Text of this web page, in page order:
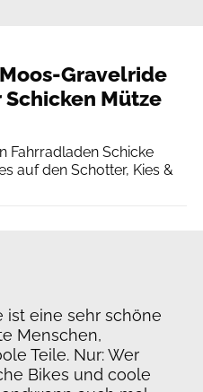
Gravelride
Mütze
Fahrradladen Schicke
auf den Schotter, Kies &
ist eine sehr schöne
Menschen,
Teile. Nur: Wer
Bikes und coole